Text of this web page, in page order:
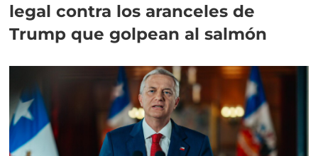
legal contra los aranceles de
Trump que golpean al salmón